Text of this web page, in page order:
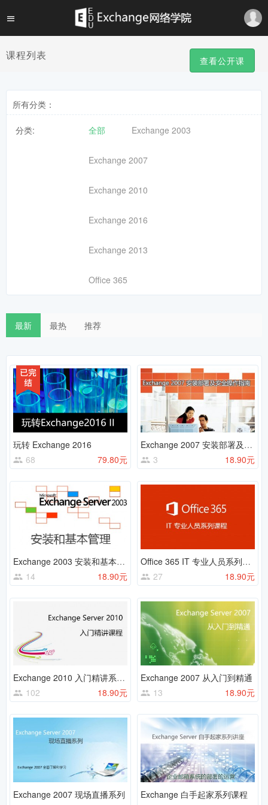
课程列表 查看公开课
所有分类：
分类: 全部 Exchange 2003
Exchange 2007
Exchange 2010
Exchange 2016
Exchange 2013
Office 365
最新 最热 推荐
玩转 Exchange 2016
68
79.80元
Exchange 2007 安装部署及安全操作指南
3
18.90元
Exchange 2003 安装和基本管理
14
18.90元
Office 365 IT 专业人员系列课程
27
18.90元
Exchange 2010 入门精讲系列课程
102
18.90元
Exchange 2007 从入门到精通
13
18.90元
Exchange 2007 现场直播系列
Exchange 白手起家系列课程